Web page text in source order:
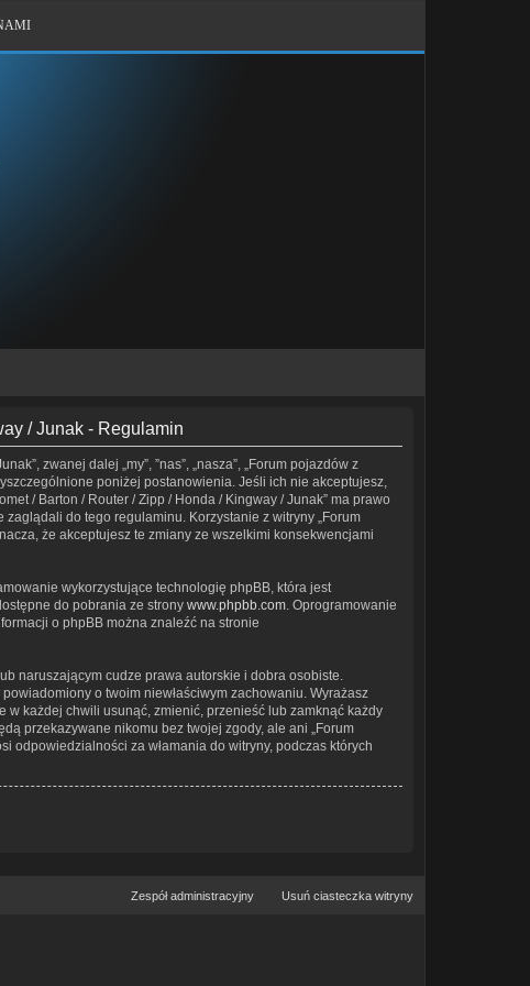
/ Junak - Regulamin
zwanej dalej „my”, ”nas”, „nasza”, „Forum pojazdów z
poniżej postanowienia. Jeśli ich nie akceptujesz,
/ Barton / Router / Zipp / Honda / Kingway / Junak” ma prawo
do tego regulaminu. Korzystanie z witryny „Forum
że akceptujesz te zmiany ze wszelkimi konsekwencjami
wykorzystujące technologię phpBB, która jest
do pobrania ze strony www.phpbb.com. Oprogramowanie
o phpBB można znaleźć na stronie
naruszającym cudze prawa autorskie i dobra osobiste.
o twoim niewłaściwym zachowaniu. Wyrażasz
w każdej chwili usunąć, zmienić, przenieść lub zamknąć każdy
przekazywane nikomu bez twojej zgody, ale ani „Forum
odpowiedzialności za włamania do witryny, podczas których
Usuń ciasteczka witryny
Zespół administracyjny